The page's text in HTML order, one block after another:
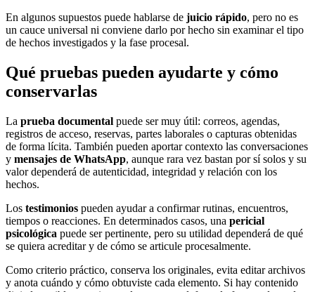
En algunos supuestos puede hablarse de juicio rápido, pero no es
un cauce universal ni conviene darlo por hecho sin examinar el tipo
de hechos investigados y la fase procesal.
Qué pruebas pueden ayudarte y cómo
conservarlas
La prueba documental puede ser muy útil: correos, agendas,
registros de acceso, reservas, partes laborales o capturas obtenidas
de forma lícita. También pueden aportar contexto las conversaciones
y mensajes de WhatsApp, aunque rara vez bastan por sí solos y su
valor dependerá de autenticidad, integridad y relación con los
hechos.
Los testimonios pueden ayudar a confirmar rutinas, encuentros,
tiempos o reacciones. En determinados casos, una pericial
psicológica puede ser pertinente, pero su utilidad dependerá de qué
se quiera acreditar y de cómo se articule procesalmente.
Como criterio práctico, conserva los originales, evita editar archivos
y anota cuándo y cómo obtuviste cada elemento. Si hay contenido